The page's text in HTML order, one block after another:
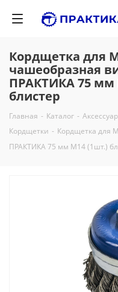
Кордщетка для
чашеобразная
ПРАКТИКА 75 мм
блистер
Главная - Каталог -
Кордщетки - Кордщетка для
ПРАКТИКА 75 мм М14 (1шт.)